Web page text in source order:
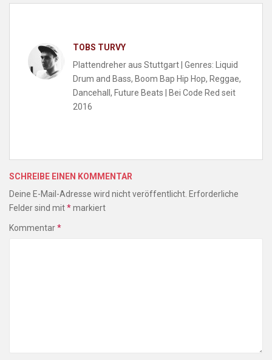
TOBS TURVY
Plattendreher aus Stuttgart | Genres: Liquid
Drum and Bass, Boom Bap Hip Hop, Reggae,
Dancehall, Future Beats | Bei Code Red seit
2016
SCHREIBE EINEN KOMMENTAR
Deine E-Mail-Adresse wird nicht veröffentlicht. Erforderliche
Felder sind mit*markiert
Kommentar*